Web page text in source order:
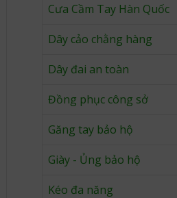
Cưa Cầm Tay Hàn Quốc
Dây cảo chằng hàng
Dây đai an toàn
Đồng phục công sở
Găng tay bảo hộ
Giày - Ủng bảo hộ
Kéo đa năng